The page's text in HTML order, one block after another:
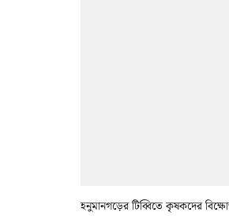
হনুমানগড়ের টিব্বিতে কৃষকদের